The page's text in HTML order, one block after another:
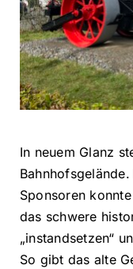
In neuem Glanz
Sponsoren
das schwere
„instandsetzen“
So gibt das alte